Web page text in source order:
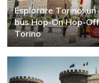
Esplorare Torino:
bus Hop-On Hop-
Torino